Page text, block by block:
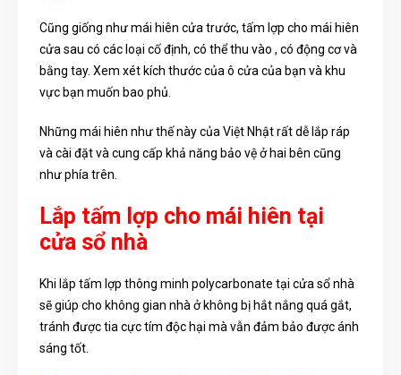
Cũng giống như mái hiên cửa trước, tấm lợp cho mái hiên
cửa sau có các loại cố định, có thể thu vào , có động cơ và
bằng tay. Xem xét kích thước của ô cửa của bạn và khu
vực bạn muốn bao phủ.
Những mái hiên như thế này của Việt Nhật rất dễ lắp ráp
và cài đặt và cung cấp khả năng bảo vệ ở hai bên cũng
như phía trên.
Lắp tấm lợp cho mái hiên tại
cửa sổ nhà
Khi lắp tấm lợp thông minh polycarbonate tại cửa sổ nhà
sẽ giúp cho không gian nhà ở không bị hắt nắng quá gắt,
tránh được tia cực tím độc hại mà vẫn đảm bảo được ánh
sáng tốt.